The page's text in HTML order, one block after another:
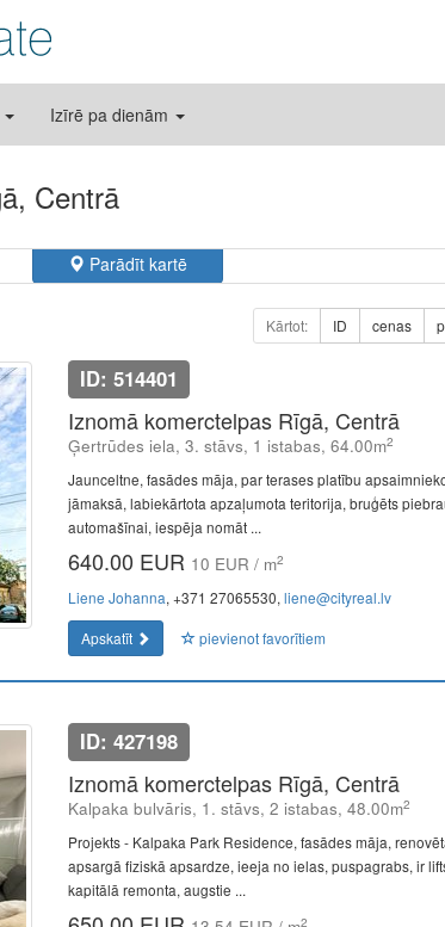
Izīrē pa dienām
Centrā
Parādīt kartē
Kārtot: ID cenas
ID: 514401
Iznomā komerctelpas Rīgā, Centrā
Ģertrūdes iela, 3. stāvs, 1 istabas, 64.00m2
Jaunceltne, fasādes māja, par terases platību
jāmaksā, labiekārtota apzaļumota teritorija, bruģēts
automašīnai, iespēja nomāt ...
640.00 EUR 10 EUR / m2
Liene Johanna, +371 27065530, liene@cityreal.lv
Apskatīt
pievienot favorītiem
ID: 427198
Iznomā komerctelpas Rīgā, Centrā
Kalpaka bulvāris, 1. stāvs, 2 istabas, 48.00m2
Projekts - Kalpaka Park Residence, fasādes māja,
apsargā fiziskā apsardze, ieeja no ielas, puspagrabs, ir
kapitālā remonta, augstie ...
2